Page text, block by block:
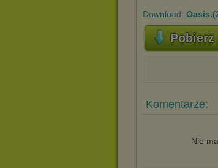
Download:
Komentarze:
Nie